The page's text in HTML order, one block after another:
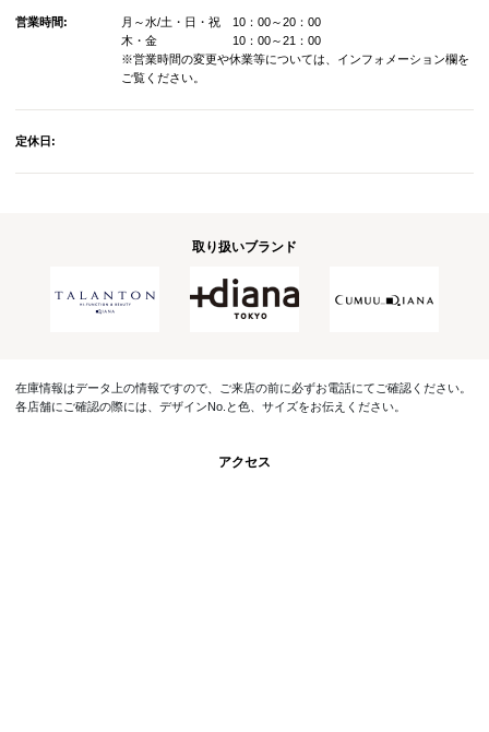
営業時間:
月～水/土・日・祝 10：00～20：00
木・金 10：00～21：00
※営業時間の変更や休業等については、インフォメーション欄を
ご覧ください。
定休日:
取り扱いブランド
在庫情報はデータ上の情報ですので、ご来店の前に必ずお電話にてご確認ください。
各店舗にご確認の際には、デザインNo.と色、サイズをお伝えください。
アクセス